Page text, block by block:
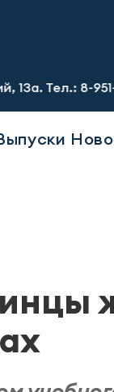
8-951-064-02-